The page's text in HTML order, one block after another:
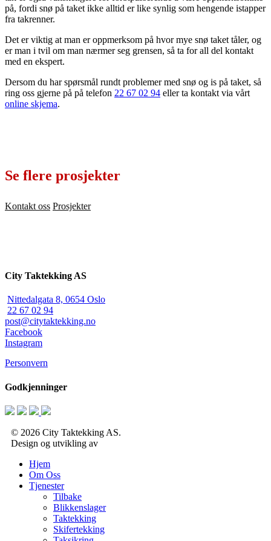
på, fordi snø på taket ikke alltid er like synlig som hengende istapper
fra takrenner.
Det er viktig at man er oppmerksom på hvor mye snø taket tåler, og
er man i tvil om man nærmer seg grensen, så ta for all del kontakt
med en ekspert.
Dersom du har spørsmål rundt problemer med snø og is på taket, så
ring oss gjerne på på telefon 22 67 02 94 eller ta kontakt via vårt
online skjema.
Se flere prosjekter
Kontakt oss Prosjekter
City Taktekking AS
Nittedalgata 8, 0654 Oslo
22 67 02 94
post@citytaktekking.no
Facebook
Instagram
Personvern
Godkjenninger
© 2026 City Taktekking AS.
Design og utvikling av
Close
Menu
Hjem
Om Oss
Tjenester
Tilbake
Blikkenslager
Taktekking
Skifertekking